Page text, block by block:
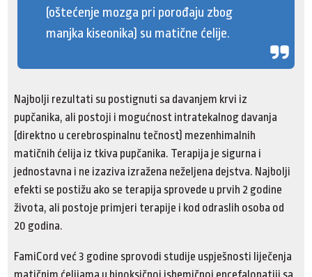
(oštećenje mozga pri porođaju zbog
manjka kiseonika) su matične ćelije.
Najbolji rezultati su postignuti sa davanjem krvi iz
pupčanika, ali postoji i mogućnost intratekalnog davanja
(direktno u cerebrospinalnu tečnost) mezenhimalnih
matičnih ćelija iz tkiva pupčanika. Terapija je sigurna i
jednostavna i ne izaziva izražena neželjena dejstva. Najbolji
efekti se postižu ako se terapija sprovede u prvih 2 godine
života, ali postoje primjeri terapije i kod odraslih osoba od
20 godina.
FamiCord već 3 godine sprovodi studije uspješnosti liječenja